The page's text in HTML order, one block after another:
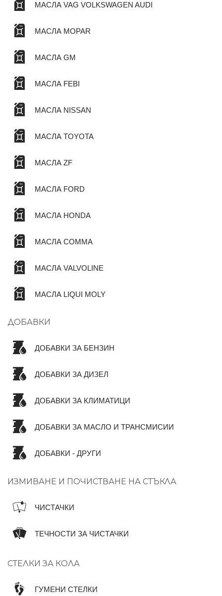
МАСЛА VAG VOLKSWAGEN AUDI
МАСЛА MOPAR
МАСЛА GM
МАСЛА FEBI
МАСЛА NISSAN
МАСЛА TOYOTA
МАСЛА ZF
МАСЛА FORD
МАСЛА HONDA
МАСЛА COMMA
МАСЛА VALVOLINE
МАСЛА LIQUI MOLY
ДОБАВКИ
ДОБАВКИ ЗА БЕНЗИН
ДОБАВКИ ЗА ДИЗЕЛ
ДОБАВКИ ЗА КЛИМАТИЦИ
ДОБАВКИ ЗА МАСЛО И ТРАНСМИСИИ
ДОБАВКИ - ДРУГИ
ИЗМИВАНЕ И ПОЧИСТВАНЕ НА СТЪКЛА
ЧИСТАЧКИ
ТЕЧНОСТИ ЗА ЧИСТАЧКИ
СТЕЛКИ ЗА КОЛА
ГУМЕНИ СТЕЛКИ